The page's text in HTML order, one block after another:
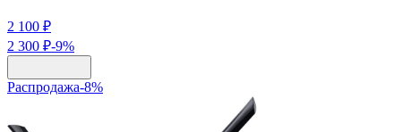
2 100 ₽
2 300 ₽-9%
Распродажа-8%